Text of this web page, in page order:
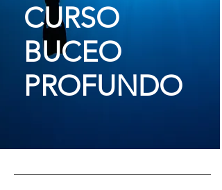
CURSO
BUCEO
PROFUNDO